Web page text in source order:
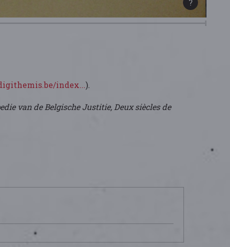
index...).
van de Belgische Justitie, Deux siècles de